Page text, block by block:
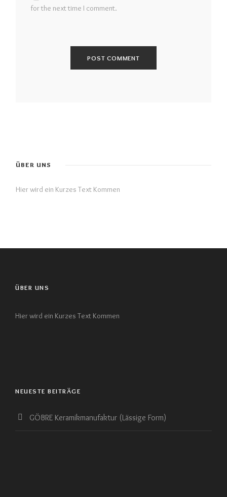
for the next time I comment.
ÜBER UNS
Hier wird ein Kurzes Text Kommen
ÜBER UNS
Hier wird ein Kurzes Text Kommen
NEUESTE BEITRÄGE
GÖBRE Keramikmanufaktur (Lässige Form)